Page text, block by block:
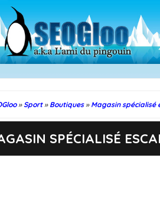
» Sport » Boutiques » Magasin spécialisé
SPÉCIALISÉ